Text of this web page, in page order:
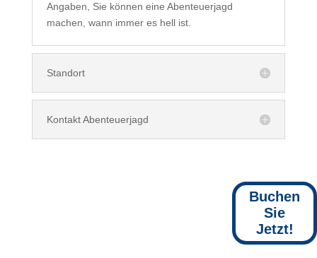
Angaben, Sie können eine Abenteuerjagd
machen, wann immer es hell ist.
Standort
Kontakt Abenteuerjagd
Buchen
Sie
Jetzt!